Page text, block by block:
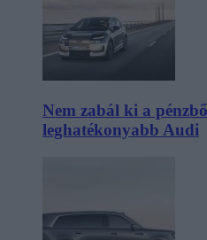
Nem zabál ki a
leghatékonyabb Audi